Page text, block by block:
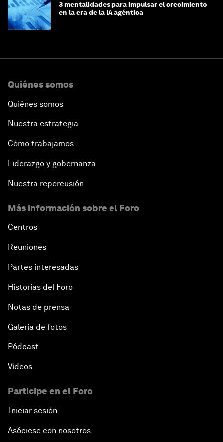
3 mentalidades para impulsar el crecimiento
en la era de la IA agéntica
Quiénes somos
Quiénes somos
Nuestra estrategia
Cómo trabajamos
Liderazgo y gobernanza
Nuestra repercusión
Más información sobre el Foro
Centros
Reuniones
Partes interesadas
Historias del Foro
Notas de prensa
Galería de fotos
Pódcast
Vídeos
Participe en el Foro
Iniciar sesión
Asóciese con nosotros